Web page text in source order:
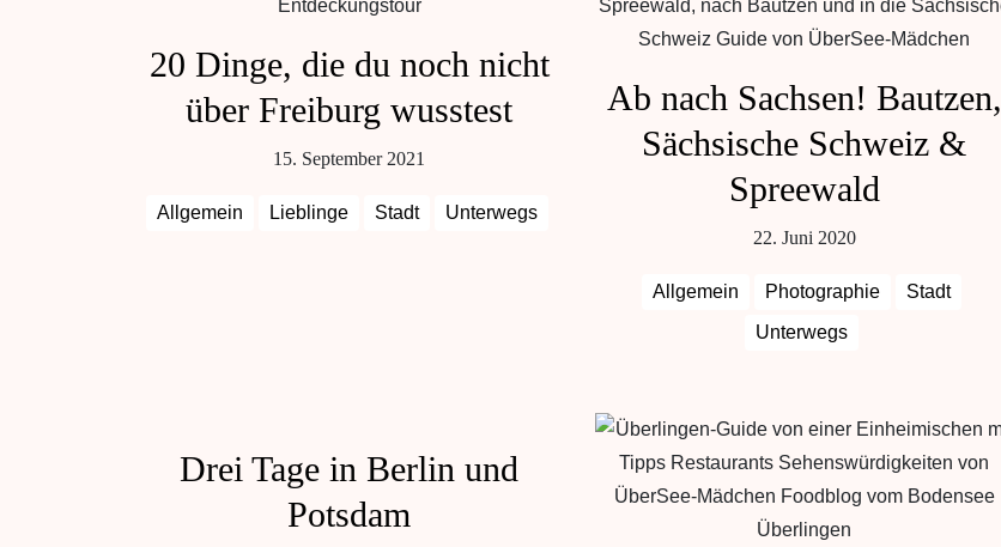
20 Dinge, die du noch nicht
über Freiburg wusstest
15. September 2021
Allgemein Lieblinge Stadt Unterwegs
Ab nach Sachsen! Bautzen,
Sächsische Schweiz &
Spreewald
22. Juni 2020
Allgemein Photographie
Stadt
Unterwegs
Drei Tage in Berlin und
Potsdam